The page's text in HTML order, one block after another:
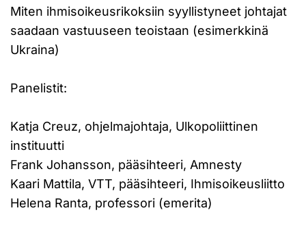
Miten ihmisoikeusrikoksiin syyllistyneet johtajat
saadaan vastuuseen teoistaan (esimerkkinä
Ukraina)
Panelistit:
Katja Creuz, ohjelmajohtaja, Ulkopoliittinen
instituutti
Frank Johansson, pääsihteeri, Amnesty
Kaari Mattila, VTT, pääsihteeri, Ihmisoikeusliitto
Helena Ranta, professori (emerita)